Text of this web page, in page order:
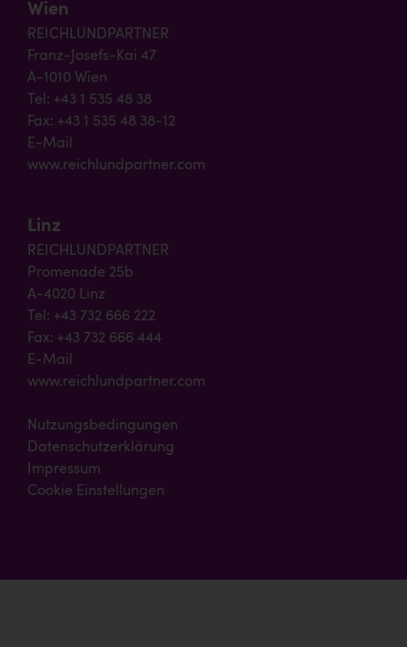
Wien
REICHLUNDPARTNER
Franz-Josefs-Kai 47
A-1010 Wien
Tel: +43 1 535 48 38
Fax: +43 1 535 48 38-12
E-Mail
www.reichlundpartner.com
Linz
REICHLUNDPARTNER
Promenade 25b
A-4020 Linz
Tel: +43 732 666 222
Fax: +43 732 666 444
E-Mail
www.reichlundpartner.com
Nutzungsbedingungen
Datenschutzerklärung
Impressum
Cookie Einstellungen